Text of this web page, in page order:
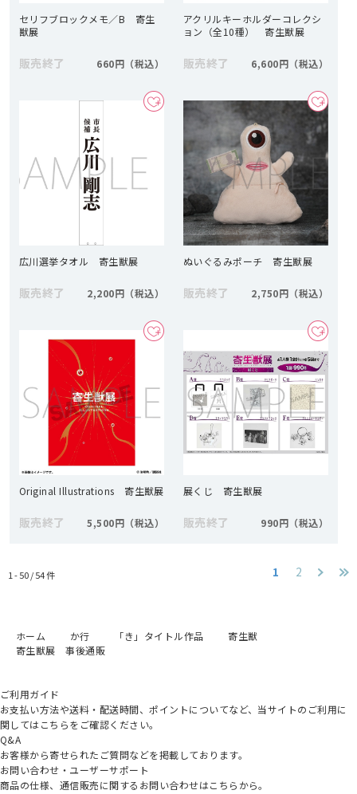
セリフブロックメモ／B 寄生
獣展
販売終了 660円
アクリルキーホルダーコレクシ
ョン（全10種） 寄生獣展
販売終了 6,600円
広川選挙タオル 寄生獣展
販売終了 2,200円
ぬいぐるみポーチ 寄生獣展
販売終了 2,750円
Original Illustrations 寄生獣展
販売終了 5,500円
展くじ 寄生獣展
販売終了 990円
1 - 50 /54件 1 2
ホーム か行 「き」タイトル作品
寄生獣
寄生獣展 事後通販
ご利用ガイド
お支払い方法や送料・配送時間、ポイントについてなど、当サイトのご利用に
関してはこちらをご確認ください。
Q&A
お客様から寄せられたご質問などを掲載しております。
お問い合わせ・ユーザーサポート
商品の仕様、通信販売に関するお問い合わせはこちらから。